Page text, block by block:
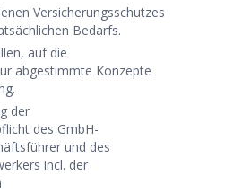
Versicherungsschutzes
Bedarfs.
auf die
abgestimmte Konzepte
der
des GmbH-
und des
incl. der